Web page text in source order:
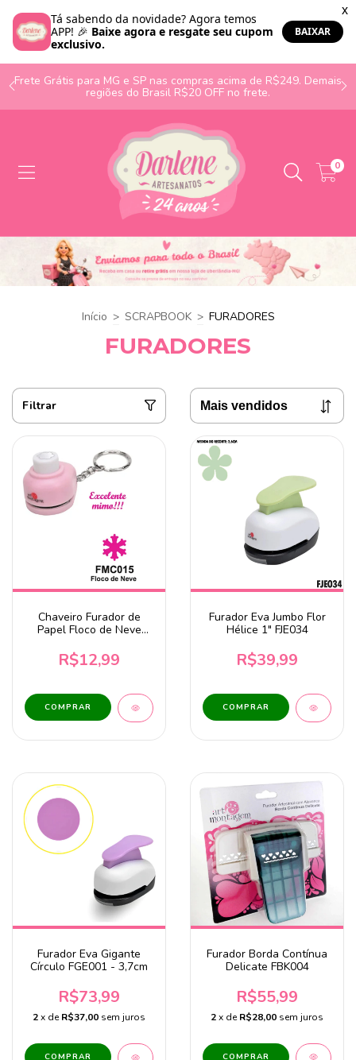
Frete Grátis para MG e SP nas compras acima de R$249. Demais
regiões do Brasil R$20 OFF no frete.
0
Início > SCRAPBOOK > FURADORES
FURADORES
Filtrar
Chaveiro Furador de
Papel Floco de Neve
R$12,99
Furador Eva Jumbo Flor
Hélice 1" FJE034
R$39,99
Furador Eva Gigante
Círculo FGE001 - 3,7cm
R$73,99
2x deR$37,00 sem juros
Furador Borda Contínua
Delicate FBK004
R$55,99
2x deR$28,00 sem juros